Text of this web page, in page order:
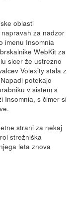
oblasti
za nadzor
imenu Insomnia
WebKit za
sicer že ustrezno
Volexity stala z
potekajo
v sistem s
Insomnia, s čimer si
strani za nekaj
strežniška
leta znova